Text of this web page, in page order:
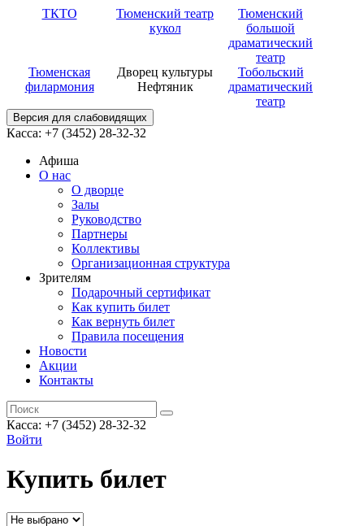
ТКТО
Тюменский театр
кукол
Тюменский
большой
драматический
театр
Тюменская
филармония
Дворец культуры
Нефтяник
Тобольский
драматический
театр
Версия для слабовидящих
Касса: +7 (3452) 28-32-32
Афиша
О нас
О дворце
Залы
Руководство
Партнеры
Коллективы
Организационная структура
Зрителям
Подарочный сертификат
Как купить билет
Как вернуть билет
Правила посещения
Новости
Акции
Контакты
Касса: +7 (3452) 28-32-32
Войти
Купить билет